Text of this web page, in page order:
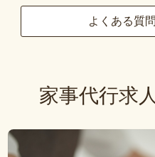
よくある質
家事代行求